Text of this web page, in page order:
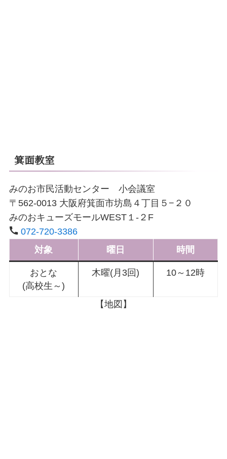
箕面教室
みのお市民活動センター 小会議室
〒562-0013 大阪府箕面市坊島４丁目５−２０
みのおキューズモールWEST１-２F
072-720-3386
対象
曜日 時間
おとな
(高校生～)
木曜(月3回) 10～12時
【地図】